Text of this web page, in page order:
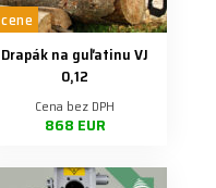
Drapák na guľatinu VJ
0,12
Cena bez DPH
868 EUR